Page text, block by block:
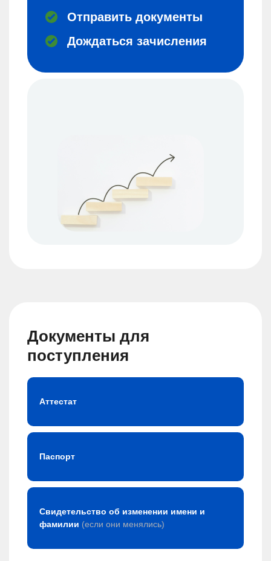
Отправить документы
Дождаться зачисления
Документы для
поступления
Аттестат
Паспорт
Свидетельство об изменении имени и
фамилии (если они менялись)